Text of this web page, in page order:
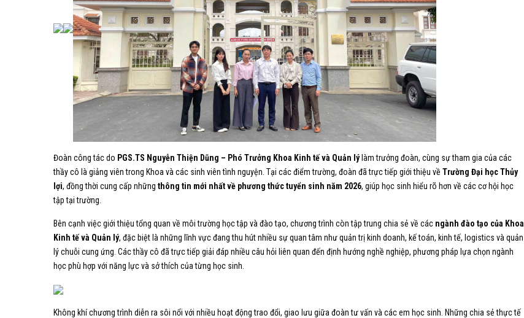
Đoàn công tác do PGS.TS Nguyễn Thiện Dũng – Phó Trưởng Khoa Kinh tế và Quản lýlàm trưởng đoàn, cùng sự tham gia của các
thầy cô là giảng viên trong Khoa và các sinh viên tình nguyện. Tại các điểm trường, đoàn đã trực tiếp giới thiệu về Trường Đại học Thủy
lợi, đồng thời cung cấp những thông tin mới nhất về phương thức tuyển sinh năm 2026, giúp học sinh hiểu rõ hơn về các cơ hội học
tập tại trường.
Bên cạnh việc giới thiệu tổng quan về môi trường học tập và đào tạo, chương trình còn tập trung chia sẻ về các ngành đào tạo của Khoa
Kinh tế và Quản lý, đặc biệt là những lĩnh vực đang thu hút nhiều sự quan tâm như quản trị kinh doanh, kế toán, kinh tế, logistics và quản
lý chuỗi cung ứng. Các thầy cô đã trực tiếp giải đáp nhiều câu hỏi liên quan đến định hướng nghề nghiệp, phương pháp lựa chọn ngành
học phù hợp với năng lực và sở thích của từng học sinh.
Không khí chương trình diễn ra sôi nổi với nhiều hoạt động trao đổi, giao lưu giữa đoàn tư vấn và các em học sinh. Những chia sẻ thực tế